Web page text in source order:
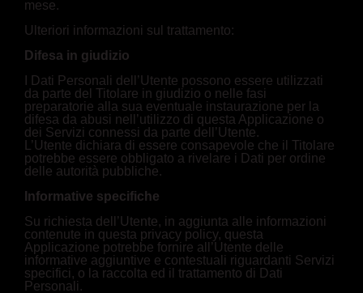
mese.
Ulteriori informazioni sul trattamento:
Difesa in giudizio
I Dati Personali dell’Utente possono essere utilizzati
da parte del Titolare in giudizio o nelle fasi
preparatorie alla sua eventuale instaurazione per la
difesa da abusi nell’utilizzo di questa Applicazione o
dei Servizi connessi da parte dell’Utente.
L’Utente dichiara di essere consapevole che il Titolare
potrebbe essere obbligato a rivelare i Dati per ordine
delle autorità pubbliche.
Informative specifiche
Su richiesta dell’Utente, in aggiunta alle informazioni
contenute in questa privacy policy, questa
Applicazione potrebbe fornire all’Utente delle
informative aggiuntive e contestuali riguardanti Servizi
specifici, o la raccolta ed il trattamento di Dati
Personali.